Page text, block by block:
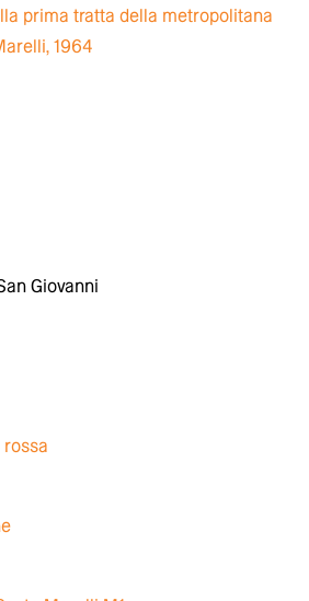
prima tratta della metropolitana
1964
Giovanni
rossa